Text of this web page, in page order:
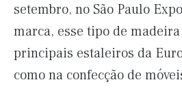
setembro, no São Paulo
marca, esse tipo de
principais estaleiros da
como na confecção de